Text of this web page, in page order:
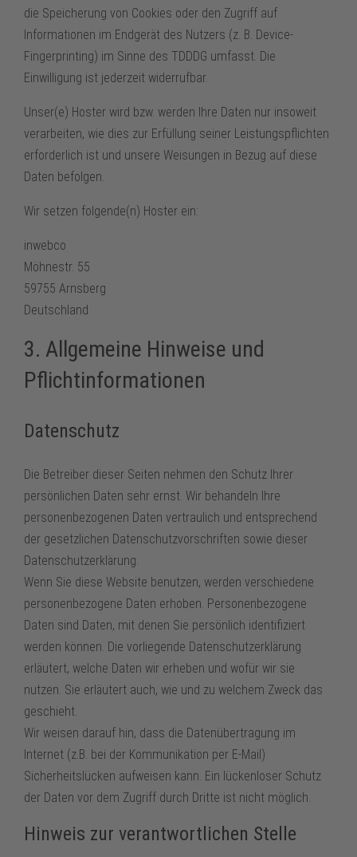
die Speicherung von Cookies oder den Zugriff auf
Informationen im Endgerät des Nutzers (z. B. Device-
Fingerprinting) im Sinne des TDDDG umfasst. Die
Einwilligung ist jederzeit widerrufbar.
Unser(e) Hoster wird bzw. werden Ihre Daten nur insoweit
verarbeiten, wie dies zur Erfüllung seiner Leistungspflichten
erforderlich ist und unsere Weisungen in Bezug auf diese
Daten befolgen.
Wir setzen folgende(n) Hoster ein:
inwebco
Möhnestr. 55
59755 Arnsberg
Deutschland
3. Allgemeine Hinweise und
Pflichtinformationen
Datenschutz
Die Betreiber dieser Seiten nehmen den Schutz Ihrer
persönlichen Daten sehr ernst. Wir behandeln Ihre
personenbezogenen Daten vertraulich und entsprechend
der gesetzlichen Datenschutzvorschriften sowie dieser
Datenschutzerklärung.
Wenn Sie diese Website benutzen, werden verschiedene
personenbezogene Daten erhoben. Personenbezogene
Daten sind Daten, mit denen Sie persönlich identifiziert
werden können. Die vorliegende Datenschutzerklärung
erläutert, welche Daten wir erheben und wofür wir sie
nutzen. Sie erläutert auch, wie und zu welchem Zweck das
geschieht.
Wir weisen darauf hin, dass die Datenübertragung im
Internet (z.B. bei der Kommunikation per E-Mail)
Sicherheitslücken aufweisen kann. Ein lückenloser Schutz
der Daten vor dem Zugriff durch Dritte ist nicht möglich.
Hinweis zur verantwortlichen Stelle